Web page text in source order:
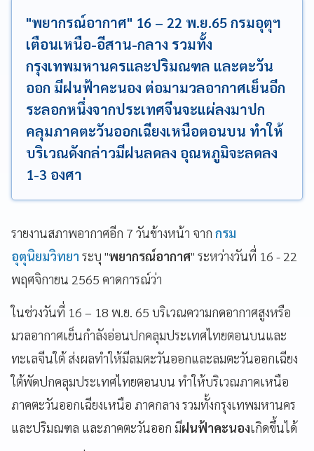
"พยากรณ์อากาศ" 16 – 22 พ.ย.65 กรมอุตุฯ
เตือนเหนือ-อีสาน-กลาง รวมทั้ง
กรุงเทพมหานครและปริมณฑล และตะวัน
ออก มีฝนฟ้าคะนอง ต่อมามวลอากาศเย็นอีก
ระลอกหนึ่งจากประเทศจีนจะแผ่ลงมาปก
คลุมภาคตะวันออกเฉียงเหนือตอนบน ทำให้
บริเวณดังกล่าวมีฝนลดลง อุณหภูมิจะลดลง
1-3 องศา
รายงานสภาพอากาศอีก 7 วันข้างหน้า จาก กรม
อุตุนิยมวิทยา ระบุ "พยากรณ์อากาศ" ระหว่างวันที่ 16 - 22
พฤศจิกายน 2565 คาดการณ์ว่า
ในช่วงวันที่ 16 – 18 พ.ย. 65 บริเวณความกดอากาศสูงหรือ
มวลอากาศเย็นกำลังอ่อนปกคลุมประเทศไทยตอนบนและ
ทะเลจีนใต้ ส่งผลทำให้มีลมตะวันออกและลมตะวันออกเฉียง
ใต้พัดปกคลุมประเทศไทยตอนบน ทำให้บริเวณภาคเหนือ
ภาคตะวันออกเฉียงเหนือ ภาคกลาง รวมทั้งกรุงเทพมหานคร
และปริมณฑล และภาคตะวันออก มีฝนฟ้าคะนองเกิดขึ้นได้